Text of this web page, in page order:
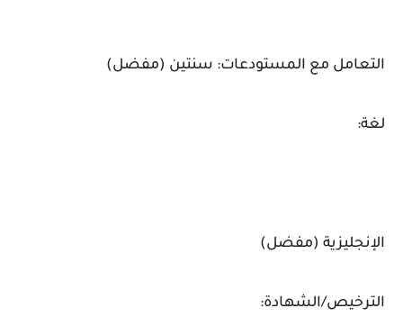
التعامل مع المستودعات: سنتين (مفضل)
لغة:
الإنجليزية (مفضل)
الترخيص/الشهادة: